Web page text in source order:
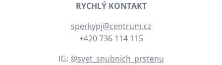
RYCHLÝ KONTAKT
sperkypj@centrum.cz
+420 736 114 115
IG: @svet_snubnich_prstenu